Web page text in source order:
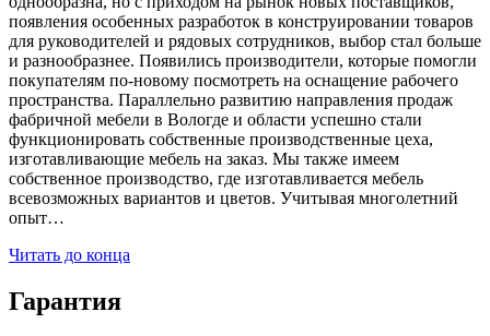
появления особенных разработок в конструировании товаров
для руководителей и рядовых сотрудников, выбор стал больше
и разнообразнее. Появились производители, которые помогли
покупателям по-новому посмотреть на оснащение рабочего
пространства. Параллельно развитию направления продаж
фабричной мебели в Вологде и области успешно стали
функционировать собственные производственные цеха,
изготавливающие мебель на заказ. Мы также имеем
собственное производство, где изготавливается мебель
всевозможных вариантов и цветов. Учитывая многолетний
опыт…
Читать до конца
Гарантия